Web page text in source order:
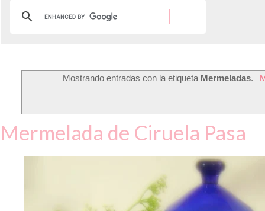
Mostrando entradas con la etiqueta Mermeladas.
Mermelada de Ciruela Pasa